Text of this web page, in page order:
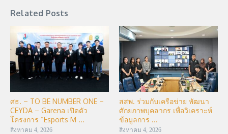
Related Posts
ศธ. – TO BE NUMBER ONE –
CEYDA – Garena เปิดตัว
โครงการ “Esports M ...
สิงหาคม 4, 2026
สสพ. ร่วมกับเครือข่าย พัฒนา
ศักยภาพบุคลากร เพื่อวิเคราะห์
ข้อมูลการ ...
สิงหาคม 4, 2026